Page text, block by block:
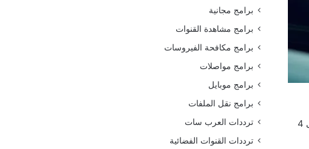
متعددة لتعطل السيارة، فإن نفاد البطارية يعد السبب الأكثر شيوعا، غالبا يمكن أن تدوم بطارية السيارة الحديثة ما بين 3 إلى 4
برامج مجانية
برامج مشاهدة القنوات
برامج مكافحة الفيروسات
برامج مواصلات
برامج موبايل
برامج نقل الملفات
ترددات العرب سات
ترددات القنوات الفضائية